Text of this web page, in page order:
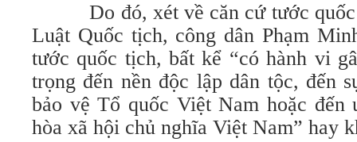
Do đó, xét về căn cứ tước quốc
Luật Quốc tịch, công dân Phạm
tước quốc tịch, bất kể “có hành vi
trọng đến nền độc lập dân tộc, đến
bảo vệ Tổ quốc Việt Nam hoặc đến
hòa xã hội chủ nghĩa Việt Nam” hay